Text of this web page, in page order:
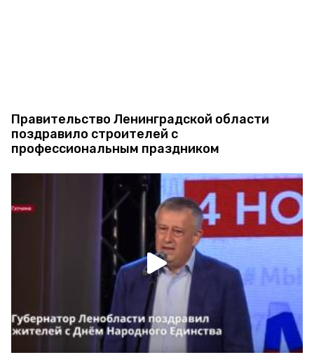
Правительство Ленинградской области
поздравило строителей с
профессиональным праздником